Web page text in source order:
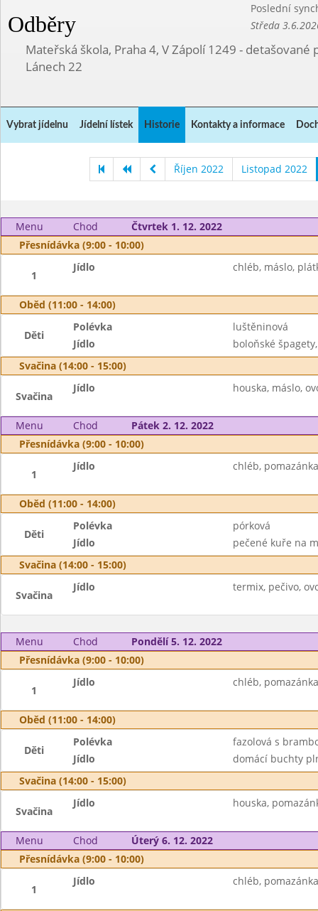
Odběry
Poslední
Středa
Mateřská škola, Praha 4, V Zápolí 1249 - detašované
Lánech 22
Vybrat jídelnu Jídelní lístek Historie Kontakty a informace
Říjen 2022 Listopad 2022
Menu Chod
Čtvrtek 1. 12. 2022
Přesnídávka (9:00 - 10:00)
1
Jídlo chléb, máslo,
Oběd (11:00 - 14:00)
Děti
Polévka
luštěninová
Jídlo
boloňské
Svačina (14:00 - 15:00)
Svačina
Jídlo houska, máslo,
Menu Chod
Pátek 2. 12. 2022
Přesnídávka (9:00 - 10:00)
1
Jídlo chléb,
Oběd (11:00 - 14:00)
Děti
Polévka
pórková
Jídlo
pečené kuře na
Svačina (14:00 - 15:00)
Svačina
Jídlo termix, pečivo,
Menu Chod
Pondělí 5. 12. 2022
Přesnídávka (9:00 - 10:00)
1
Jídlo chléb,
Oběd (11:00 - 14:00)
Děti
Polévka
fazolová s
Jídlo
domácí buchty
Svačina (14:00 - 15:00)
Svačina
Jídlo houska,
Menu Chod
Úterý 6. 12. 2022
Přesnídávka (9:00 - 10:00)
1
Jídlo chléb,